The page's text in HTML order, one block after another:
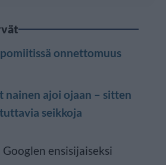
onnettomuus
nainen ajoi ojaan – sitten
seikkoja
ensisijaiseksi